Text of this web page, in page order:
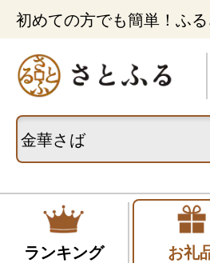
初めての方でも簡単！ふ
ランキング お礼